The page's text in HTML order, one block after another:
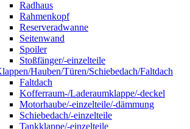
Radhaus
Rahmenkopf
Reserveradwanne
Seitenwand
Spoiler
Stoßfänger/-einzelteile
Hauben/Türen/Schiebedach/Faltdach
Faltdach
Kofferraum-/Laderaumklappe/-deckel
Motorhaube/-einzelteile/-dämmung
Schiebedach/-einzelteile
Tankklappe/-einzelteile